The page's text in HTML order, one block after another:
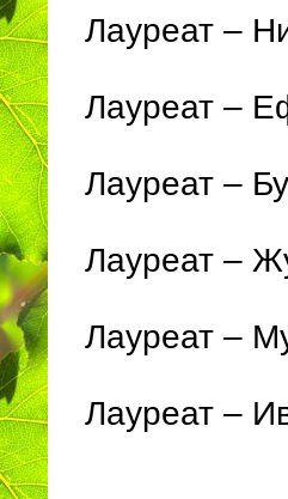
Лауреат –
Лауреат –
Лауреат –
Лауреат –
Лауреат –
Лауреат –